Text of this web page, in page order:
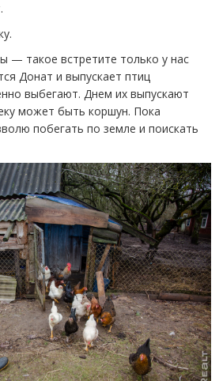
— такое встретите только у нас
Донат и выпускает птиц
выбегают. Днем их выпускают
может быть коршун. Пока
побегать по земле и поискать